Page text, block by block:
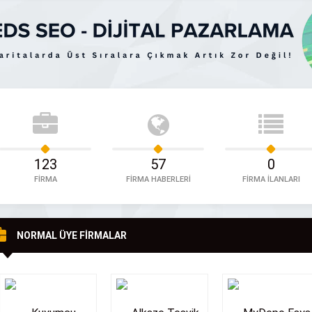
hizmetlerle, sağlıklı suya
için buradayız. Yıldızevler
filtre değişimi ve teknik servis
DETAYLI İNCELE
Benzinlik Kanopi Sistemleri, Raylı Otomatik
Kapı ve Demir Kamelya Sistemlerinin
montajını yapmaktadır. Kurulduğu
yana, sürekli gelişmeyi ve müşteri
benimseyen Ankara Kanopi sektörüne
yatırım yapan, marka sorumluluğun
FİRMAYI DETAYLI İNCELE
123
FİRMA
57
FİRMA HABERLERİ
0
FİRMA İLANLARI
NORMAL ÜYE FİRMALAR